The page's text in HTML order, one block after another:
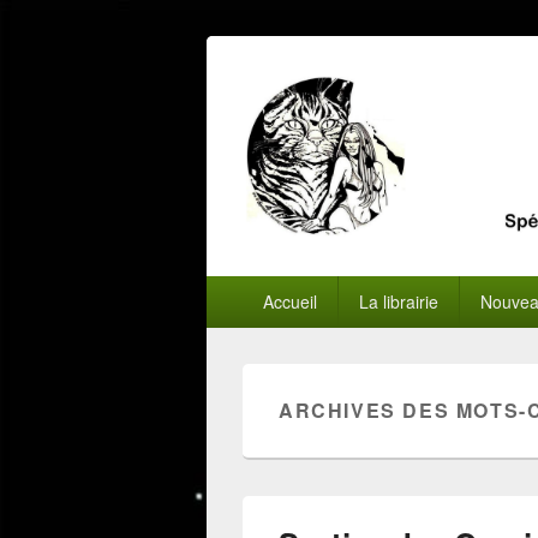
principalAccueil La librairie
ARCHIVES DES